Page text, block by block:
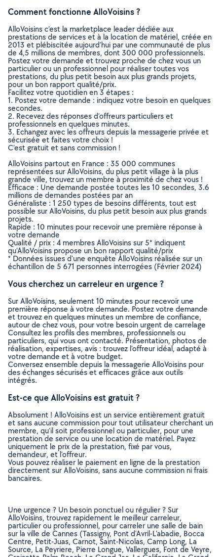
Comment fonctionne AlloVoisins ?
AlloVoisins c’est la marketplace leader dédiée aux
prestations de services et à la location de matériel, créée en
2013 et plébiscitée aujourd’hui par une communauté de plus
de 4,5 millions de membres, dont 300 000 professionnels.
Postez votre demande et trouvez proche de chez vous un
particulier ou un professionnel pour réaliser toutes vos
prestations, du plus petit besoin aux plus grands projets,
pour un bon rapport qualité/prix.
Facilitez votre quotidien en 3 étapes :
1. Postez votre demande : indiquez votre besoin en quelques
secondes.
2. Recevez des réponses d’offreurs particuliers et
professionnels en quelques minutes.
3. Echangez avec les offreurs depuis la messagerie privée et
sécurisée et faites votre choix !
C’est gratuit et sans commission !
AlloVoisins partout en France : 35 000 communes
représentées sur AlloVoisins, du plus petit village à la plus
grande ville, trouvez un membre à proximité de chez vous !
Efficace : Une demande postée toutes les 10 secondes, 3.6
millions de demandes postées par an
Généraliste : 1 250 types de besoins différents, tout est
possible sur AlloVoisins, du plus petit besoin aux plus grands
projets.
Rapide : 10 minutes pour recevoir une première réponse à
votre demande
Qualité / prix : 4 membres AlloVoisins sur 5* indiquent
qu’AlloVoisins propose un bon rapport qualité/prix
* Données issues d’une enquête AlloVoisins réalisée sur un
échantillon de 5 671 personnes interrogées (Février 2024)
Vous cherchez un carreleur en urgence ?
Sur AlloVoisins, seulement 10 minutes pour recevoir une
première réponse à votre demande. Postez votre demande
et trouvez en quelques minutes un membre de confiance,
autour de chez vous, pour votre besoin urgent de carrelage
Consultez les profils des membres, professionnels ou
particuliers, qui vous ont contacté. Présentation, photos de
réalisation, expertises, avis : trouvez l'offreur idéal, adapté à
votre demande et à votre budget.
Conversez ensemble depuis la messagerie AlloVoisins pour
des échanges sécurisés et efficaces grâce aux outils
intégrés.
Est-ce que AlloVoisins est gratuit ?
Absolument ! AlloVoisins est un service entièrement gratuit
et sans aucune commission pour tout utilisateur cherchant un
membre, qu’il soit professionnel ou particulier, pour une
prestation de service ou une location de matériel. Payez
uniquement le prix de la prestation, fixé par vous,
demandeur, et l’offreur.
Vous pouvez réaliser le paiement en ligne de la prestation
directement sur AlloVoisins, sans aucune commission ni frais
bancaires.
Une urgence ? Un besoin ponctuel ou régulier ? Sur
AlloVoisins, trouvez rapidement le meilleur carreleur,
particulier ou professionnel, pour carreler une salle de bain
sur la ville de Cannes (Tassigny, Pont d'Avril-L'abadie, Bocca
Centre, Petit-Juas, Carnot, Saint-Nicolas, Camp Long, La
Source, La Peyriere, Pierre Longue, Vallergues, Font de Veyre,